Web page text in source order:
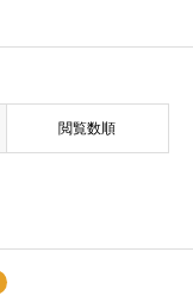
閲覧数順